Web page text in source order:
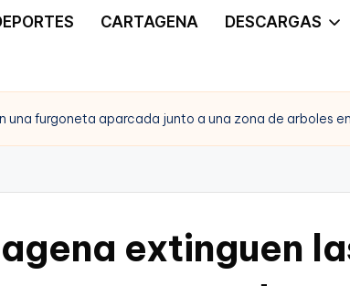
CARTAGENA DESCARGAS
furgoneta aparcada junto a una zona de arboles
extinguen